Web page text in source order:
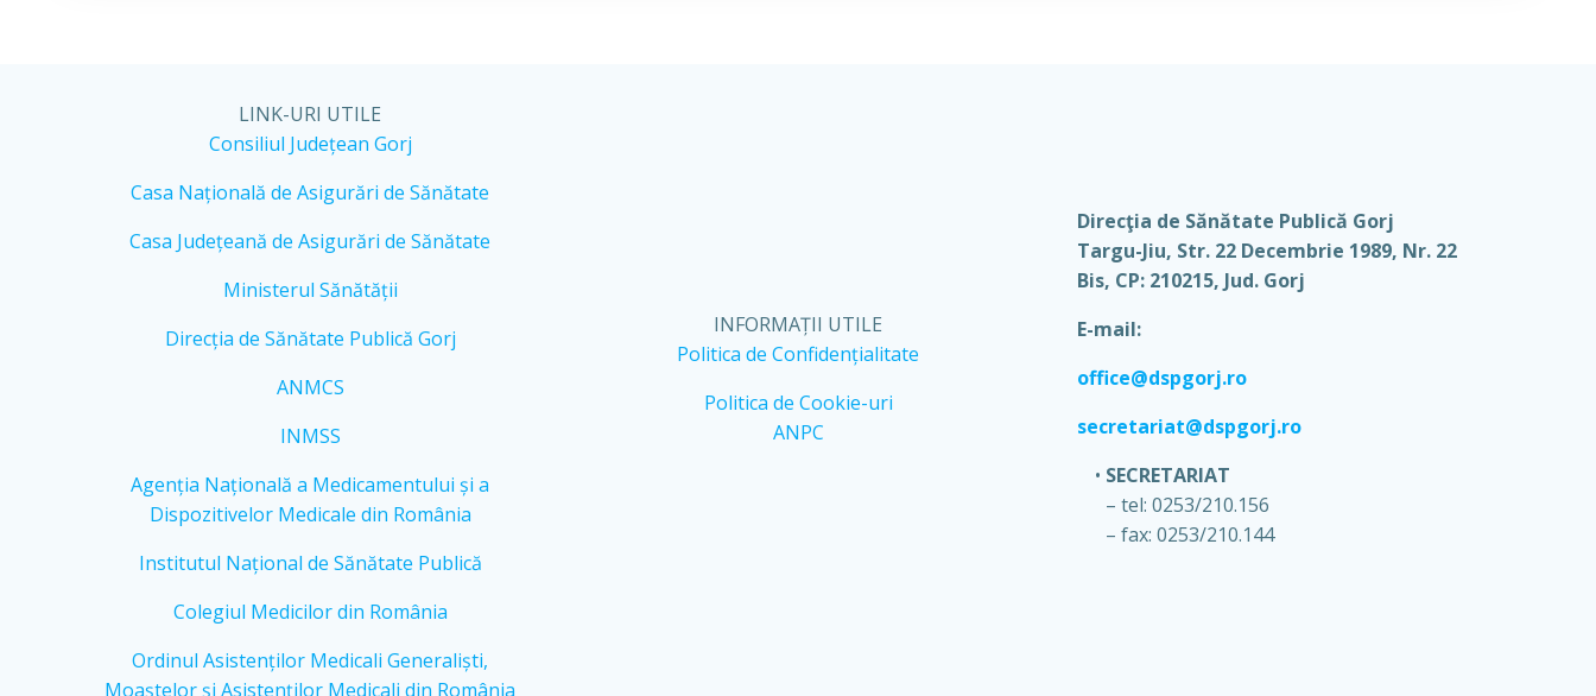
LINK-URI UTILE
Consiliul Județean Gorj
Casa Națională de Asigurări de Sănătate
Casa Județeană de Asigurări de Sănătate
Ministerul Sănătății
Direcția de Sănătate Publică Gorj
ANMCS
INMSS
Agenția Națională a Medicamentului și a
Dispozitivelor Medicale din România
Institutul Național de Sănătate Publică
Colegiul Medicilor din România
Ordinul Asistenților Medicali Generaliști,
Moaștelor și Asistenților Medicali din România
INFORMAȚII UTILE
Politica de Confidențialitate
Politica de Cookie-uri
ANPC
Direcţia de Sănătate Publică Gorj
Targu-Jiu, Str. 22 Decembrie 1989, Nr. 22
Bis, CP: 210215, Jud. Gorj
E-mail:
office@dspgorj.ro
secretariat@dspgorj.ro
SECRETARIAT
– tel: 0253/210.156
– fax: 0253/210.144